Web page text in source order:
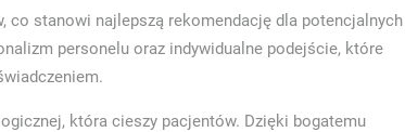
co stanowi najlepszą rekomendację dla potencjalnych
personelu oraz indywidualne podejście, które
która cieszy pacjentów. Dzięki bogatemu